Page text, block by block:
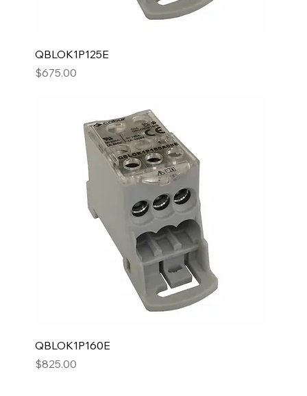
QBLOK1P125E
Precio
$675.00
QBLOK1P160E
Precio
$825.00